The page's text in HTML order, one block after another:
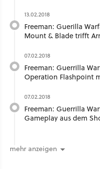
13.02.2018
Freeman: Guerilla
Mount & Blade trifft
07.02.2018
Freeman: Guerrilla
Operation Flashpoint
07.02.2018
Freeman: Guerrilla
Gameplay aus dem
mehr anzeigen